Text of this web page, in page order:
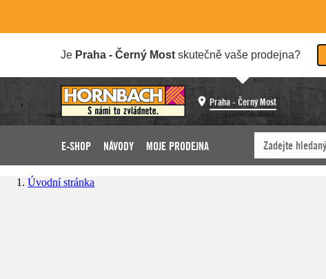
Je Praha - Černý Most skutečně vaše prodejna?
Praha - Černý Most
E-SHOP NÁVODY MOJE PRODEJNA
Úvodní stránka